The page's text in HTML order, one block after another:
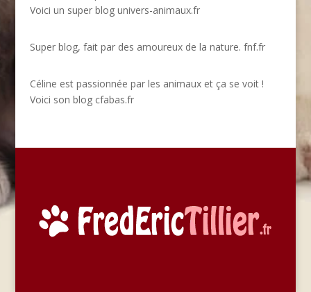
Voici un super blog univers-animaux.fr
Super blog, fait par des amoureux de la nature. fnf.fr
Céline est passionnée par les animaux et ça se voit !
Voici son blog cfabas.fr